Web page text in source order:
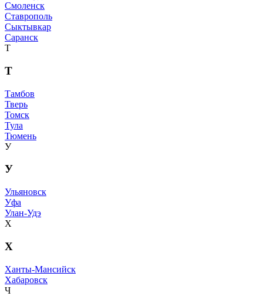
Смоленск
Ставрополь
Сыктывкар
Саранск
Т
Т
Тамбов
Тверь
Томск
Тула
Тюмень
У
У
Ульяновск
Уфа
Улан-Удэ
Х
Х
Ханты-Мансийск
Хабаровск
Ч